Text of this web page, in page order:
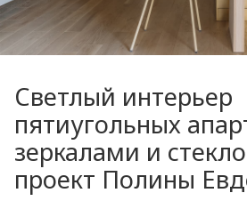
Светлый интерьер
пятиугольных
зеркалами и
проект Полины